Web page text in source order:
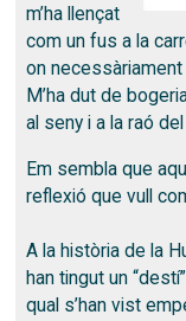
m’ha llençat
com un fus a la
on necessàriament
M’ha dut de
al seny i a la raó
Em sembla que
reflexió que vull
A la història de la
han tingut un
qual s’han vist